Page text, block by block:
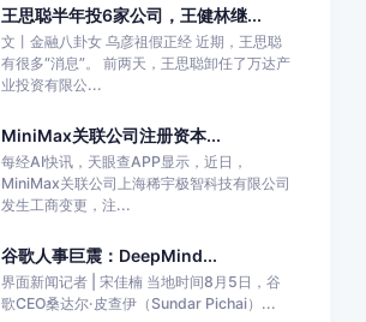
王思聪半年投6家公司，王健林继...
文丨金融八卦女 乌彦祖假正经 近期，王思聪
有很多“消息”。 前两天，王思聪卸任了万达产
业投资有限公...
MiniMax关联公司注册资本...
每经AI快讯，天眼查APP显示，近日，
MiniMax关联公司上海稀宇极智科技有限公司
发生工商变更，注...
谷歌人事巨震：DeepMind...
界面新闻记者 | 宋佳楠 当地时间8月5日，谷
歌CEO桑达尔·皮查伊（Sundar Pichai）...